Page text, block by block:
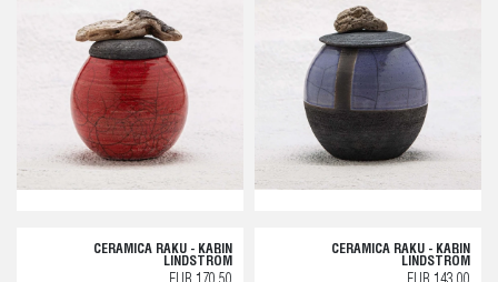
CERAMICA RAKU - KARIN
LINDSTRÖM
CERAMICA RAKU - KARIN
LINDSTRÖM